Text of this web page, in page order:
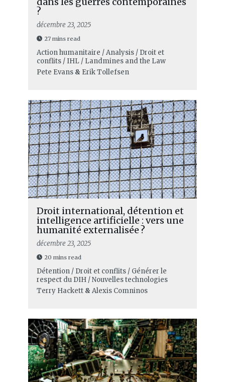
?
décembre 23, 2025
27 mins read
Action humanitaire / Analysis / Droit et
conflits / IHL / Landmines and the Law
Pete Evans& Erik Tollefsen
Droit international, détention et
intelligence artificielle : vers une
humanité externalisée ?
décembre 23, 2025
20 mins read
Détention / Droit et conflits / Générer le
respect du DIH / Nouvelles technologies
Terry Hackett& Alexis Comninos